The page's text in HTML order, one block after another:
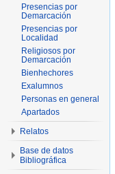
Presencias por
Demarcación
Presencias por
Localidad
Religiosos por
Demarcación
Bienhechores
Exalumnos
Personas en general
Apartados
Relatos
Base de datos
Bibliográfica